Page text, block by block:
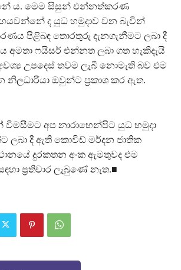
ය. මෙම සිසුන් එන්නත්කරණ
ද යුධ හමුදාව වන බැවින්
පිළිබඳ තොරතුරු දැනගැනීමට ලබා දී
අමතා ෆයිසර් එන්නත ලබා ගත හැකිදැයි
උපදෙස් තවම ලැබී නොමැති බව එම
නිලධාරියා ඔවුන්ට ප්‍රකාශ කර ඇත.
අප නාරාහෙන්පිට යුධ හමුදා
ලබා දී ඇති කොවිඩ් මර්දන ජාතික
දුරකතන අංක ඇමතුවද එම
ප්‍රතිචාර ලැබුණේ නැත.■